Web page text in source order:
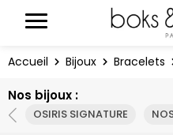
Accueil Bijoux Bracelets
Nos bijoux :
OSIRIS SIGNATURE
Panneau de gestion